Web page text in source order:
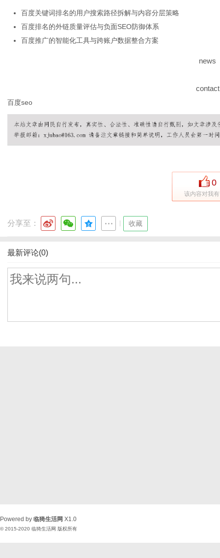
百度关键词排名的用户搜索路径拆解与内容分层策略
百度排名的外链质量评估与负面SEO防御体系
百度推广的智能化工具与跨账户数据整合方案
news
contact
百度seo
0
该内容对我
分享至： 收藏
最新评论(0)
Powered by 临猗生活网 X1.0
© 2015-2020 临猗生活网 版权所有